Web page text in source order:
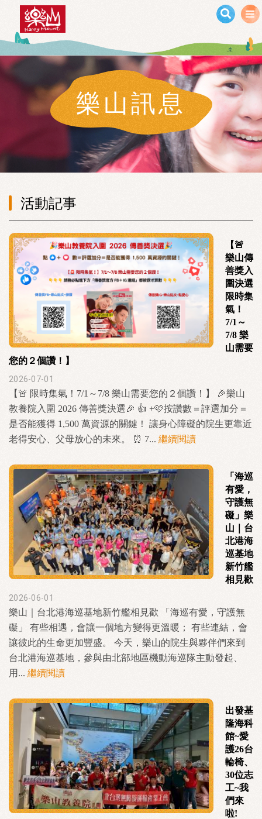
移至主內容
樂山訊息
活動記事
【🚨
樂山傳
善獎入
圍決選
限時集
氣！
7/1～
7/8 樂
山需要
您的２個讚！】
2026-07-01
【🚨 限時集氣！7/1～7/8 樂山需要您的２個讚！】 🎉樂山
教養院入圍 2026 傳善獎決選🎉 👍 +🩷按讚數＝評選加分＝
是否能獲得 1,500 萬資源的關鍵！ 讓身心障礙的院生更靠近
老得安心、父母放心的未來。 ⏰ 7... 繼續閱讀
「海巡
有愛，
守護無
礙」樂
山｜台
北港海
巡基地
新竹艦
相見歡
2026-06-01
樂山｜台北港海巡基地新竹艦相見歡 「海巡有愛，守護無
礙」 有些相遇，會讓一個地方變得更溫暖； 有些連結，會
讓彼此的生命更加豐盛。 今天，樂山的院生與夥伴們來到
台北港海巡基地，參與由北部地區機動海巡隊主動發起、
用... 繼續閱讀
出發基
隆海科
館~愛
護26台
輪椅、
30位志
工~我
們來
啦!